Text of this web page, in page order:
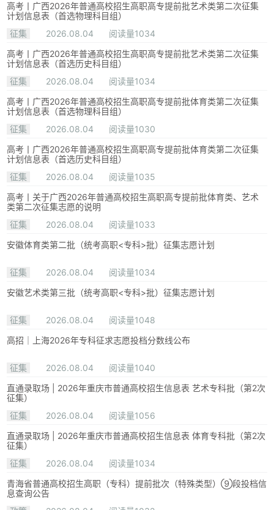
高考丨广西2026年普通高校招生高职高专提前批艺术类第二次征集
计划信息表（首选物理科目组）
征集
2026.08.04
阅读量1034
高考丨广西2026年普通高校招生高职高专提前批艺术类第二次征集
计划信息表（首选历史科目组）
征集
2026.08.04
阅读量1034
高考丨广西2026年普通高校招生高职高专提前批体育类第二次征集
计划信息表（首选物理科目组）
征集
2026.08.04
阅读量1030
高考丨广西2026年普通高校招生高职高专提前批体育类第二次征集
计划信息表（首选历史科目组）
征集
2026.08.04
阅读量1035
高考丨关于广西2026年普通高校招生高职高专提前批体育类、艺术
类第二次征集志愿的说明
征集
2026.08.04
阅读量1033
安徽体育类第二批（统考高职<专科>批）征集志愿计划
征集 2026.08.04
阅读量1034
安徽艺术类第三批（统考高职<专科>批）征集志愿计划
征集 2026.08.04
阅读量1048
高招｜上海2026年专科征求志愿投档分数线公布
征集 2026.08.04
阅读量1040
直通录取场 | 2026年重庆市普通高校招生信息表 艺术专科批（第2次
征集）
征集
2026.08.04
阅读量1056
直通录取场 | 2026年重庆市普通高校招生信息表 体育专科批（第2次
征集）
征集
2026.08.04
阅读量1034
青海省普通高校招生高职（专科）提前批次（特殊类型）⑨段投档信
息查询公告